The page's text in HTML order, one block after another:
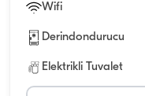
Wifi
Derindondurucu
Elektrikli Tuvalet